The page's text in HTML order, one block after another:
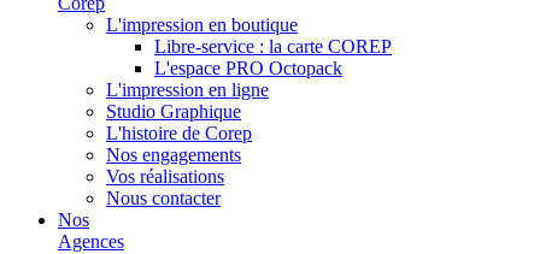
L'impression en boutique
Libre-service : la carte COREP
L'espace PRO Octopack
L'impression en ligne
Studio Graphique
L'histoire de Corep
Nos engagements
Vos réalisations
Nous contacter
Nos
Agences